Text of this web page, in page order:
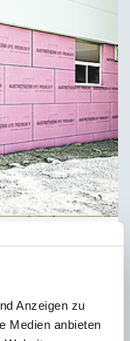
Anzeigen zu
Medien anbieten